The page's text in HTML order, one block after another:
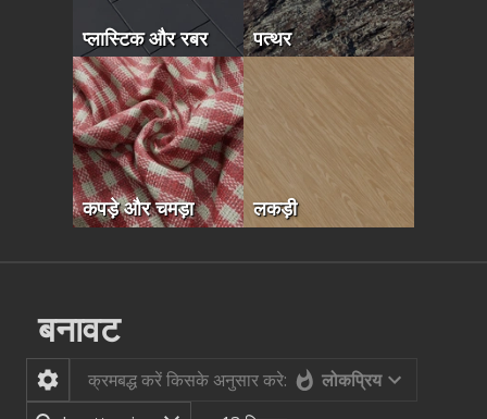
प्लास्टिक और रबर पत्थर
कपड़े और चमड़ा लकड़ी
बनावट
क्रमबद्ध करें किसके अनुसार करे:
लोकप्रिय